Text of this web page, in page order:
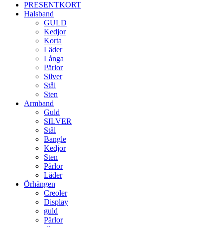
PRESENTKORT
Halsband
GULD
Kedjor
Korta
Läder
Långa
Pärlor
Silver
Stål
Sten
Armband
Guld
SILVER
Stål
Bangle
Kedjor
Sten
Pärlor
Läder
Örhängen
Creoler
Display
guld
Pärlor